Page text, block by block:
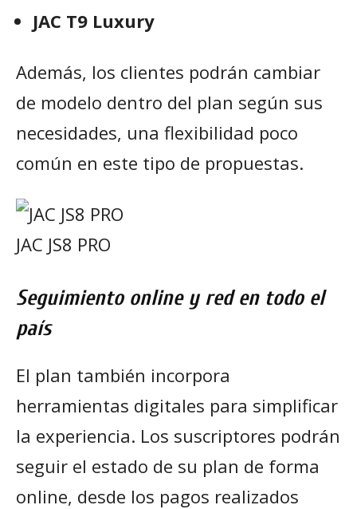
JAC T9 Luxury
Además, los clientes podrán cambiar
de modelo dentro del plan según sus
necesidades, una flexibilidad poco
común en este tipo de propuestas.
JAC JS8 PRO
Seguimiento online y red en todo el
país
El plan también incorpora
herramientas digitales para simplificar
la experiencia. Los suscriptores podrán
seguir el estado de su plan de forma
online, desde los pagos realizados